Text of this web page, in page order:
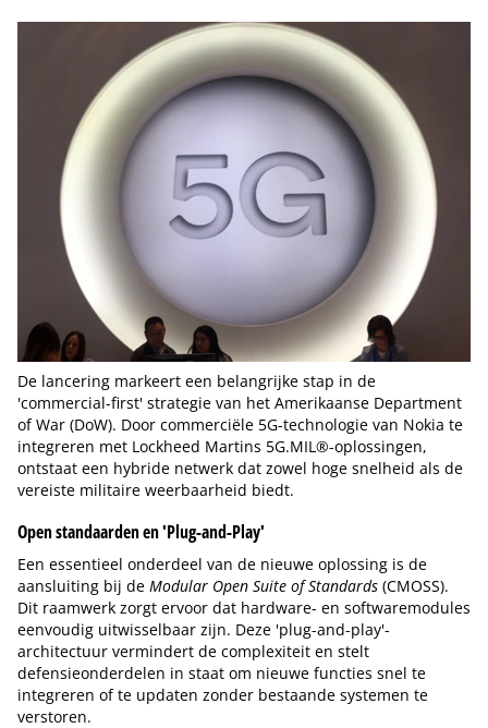
De lancering markeert een belangrijke stap in de
'commercial-first' strategie van het Amerikaanse Department
of War (DoW). Door commerciële 5G-technologie van Nokia te
integreren met Lockheed Martins 5G.MIL®-oplossingen,
ontstaat een hybride netwerk dat zowel hoge snelheid als de
vereiste militaire weerbaarheid biedt.
Open standaarden en 'Plug-and-Play'
Een essentieel onderdeel van de nieuwe oplossing is de
aansluiting bij de Modular Open Suite of Standards (CMOSS).
Dit raamwerk zorgt ervoor dat hardware- en softwaremodules
eenvoudig uitwisselbaar zijn. Deze 'plug-and-play'-
architectuur vermindert de complexiteit en stelt
defensieonderdelen in staat om nieuwe functies snel te
integreren of te updaten zonder bestaande systemen te
verstoren.